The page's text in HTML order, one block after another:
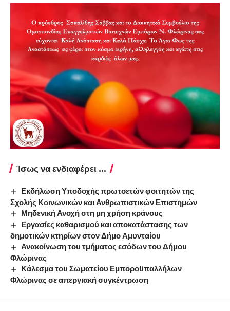
Ίσως να ενδιαφέρει ...
Εκδήλωση Υποδοχής πρωτοετών φοιτητών της
Σχολής Κοινωνικών και Ανθρωπιστικών Επιστημών
Μηδενική Ανοχή στη μη χρήση κράνους
Εργασίες καθαρισμού και αποκατάστασης των
δημοτικών κτηρίων στον Δήμο Αμυνταίου
Ανακοίνωση του τμήματος εσόδων του Δήμου
Φλώρινας
Κάλεσμα του Σωματείου Εμποροϋπαλλήλων
Φλώρινας σε απεργιακή συγκέντρωση